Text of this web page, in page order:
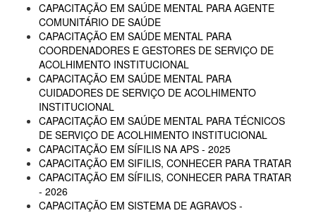
CAPACITAÇÃO EM SAÚDE MENTAL PARA AGENTE
COMUNITÁRIO DE SAÚDE
CAPACITAÇÃO EM SAÚDE MENTAL PARA
COORDENADORES E GESTORES DE SERVIÇO DE
ACOLHIMENTO INSTITUCIONAL
CAPACITAÇÃO EM SAÚDE MENTAL PARA
CUIDADORES DE SERVIÇO DE ACOLHIMENTO
INSTITUCIONAL
CAPACITAÇÃO EM SAÚDE MENTAL PARA TÉCNICOS
DE SERVIÇO DE ACOLHIMENTO INSTITUCIONAL
CAPACITAÇÃO EM SÍFILIS NA APS - 2025
CAPACITAÇÃO EM SIFILIS, CONHECER PARA TRATAR
CAPACITAÇÃO EM SÍFILIS, CONHECER PARA TRATAR
- 2026
CAPACITAÇÃO EM SISTEMA DE AGRAVOS -